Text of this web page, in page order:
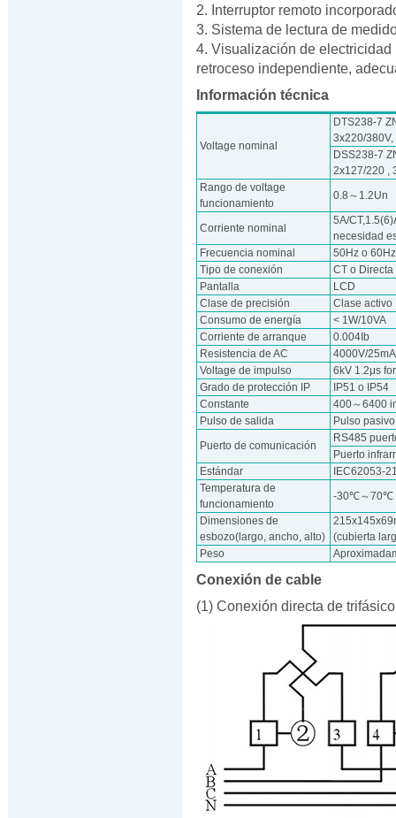
2. Interruptor remoto
3. Sistema de lectura de
4. Visualización de
retroceso independiente,
Información técnica
Voltage nominal
DTS238-7
3x220/
DSS238-7
2x127/220 ,
Rango de voltage
funcionamiento
0.8～1.2Un
Corriente nominal
5A/
necesidad
Frecuencia nominal
50Hz o 60Hz
Tipo de conexión
CT o Directa
Pantalla
LCD
Clase de precisión
Clase activo
Consumo de energía
< 1W/10VA
Corriente de arranque
0.004Ib
Resistencia de AC
4000V/
Voltage de impulso
6kV 1.2μs
Grado de protección IP
IP51 o IP54
Constante
400～6400
Pulso de salida
Pulso
Puerto de comunicación
RS485
Puerto
Estándar
IEC62053-
Temperatura de
funcionamiento
-30℃～70℃
Dimensiones de
esbozo(largo, ancho, alto)
(cubierta
Peso
Conexión de cable
(1) Conexión directa de